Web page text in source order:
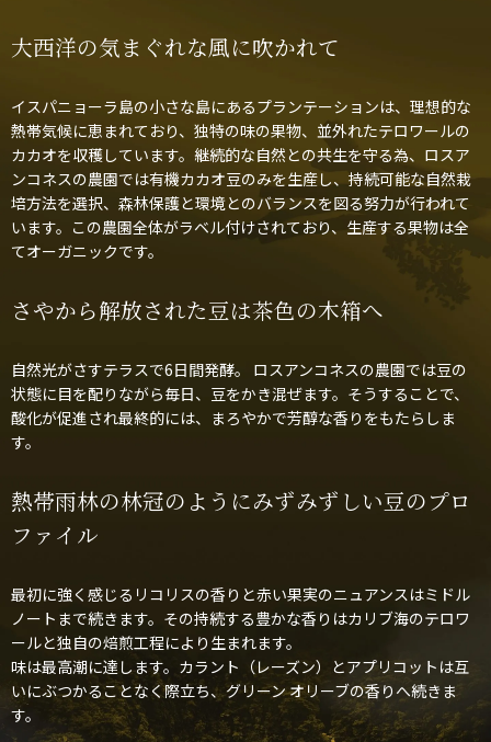
大西洋の気まぐれな風に吹かれて
イスパニョーラ島の小さな島にあるプランテーションは、理想的な
熱帯気候に恵まれており、独特の味の果物、並外れたテロワールの
カカオを収穫しています。継続的な自然との共生を守る為、ロスア
ンコネスの農園では有機カカオ豆のみを生産し、持続可能な自然栽
培方法を選択、森林保護と環境とのバランスを図る努力が行われて
います。この農園全体がラベル付けされており、生産する果物は全
てオーガニックです。
さやから解放された豆は茶色の木箱へ
自然光がさすテラスで6日間発酵。 ロスアンコネスの農園では豆の
状態に目を配りながら毎日、豆をかき混ぜます。そうすることで、
酸化が促進され最終的には、まろやかで芳醇な香りをもたらしま
す。
熱帯雨林の林冠のようにみずみずしい豆のプロ
ファイル
最初に強く感じるリコリスの香りと赤い果実のニュアンスはミドル
ノートまで続きます。その持続する豊かな香りはカリブ海のテロワ
ールと独自の焙煎工程により生まれます。
味は最高潮に達します。カラント（レーズン）とアプリコットは互
いにぶつかることなく際立ち、グリーン オリーブの香りへ続きま
す。